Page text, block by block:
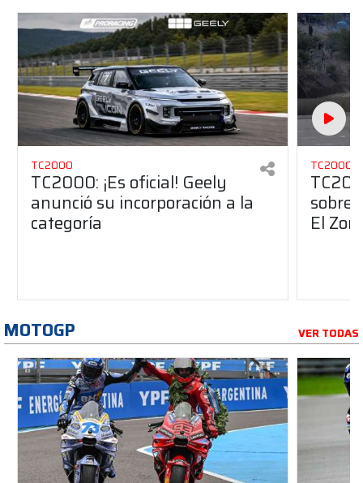
TC2000
TC2000: ¡Es oficial! Geely
anunció su incorporación a la
categoría
TC2000
sobre
El
MOTOGP VER TODAS